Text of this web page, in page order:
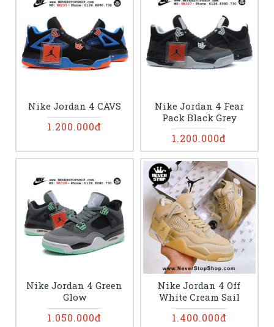
Nike Jordan 4 CAVS
1.200.000đ
Nike Jordan 4 Fear
Pack Black Grey
1.200.000đ
Nike Jordan 4 Green
Glow
1.050.000đ
Nike Jordan 4 Off
White Cream Sail
1.400.000đ